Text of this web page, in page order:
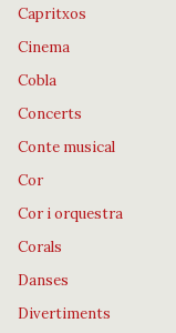
Capritxos
Cinema
Cobla
Concerts
Conte musical
Cor
Cor i orquestra
Corals
Danses
Divertiments